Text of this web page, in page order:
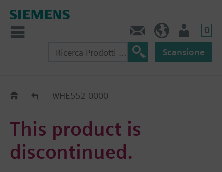
0
Scansione
Old2NewWHE552-0000
This product is
discontinued.